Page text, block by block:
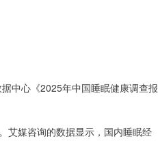
中心《2025年中国睡眠健康调查报
艾媒咨询的数据显示，国内睡眠经